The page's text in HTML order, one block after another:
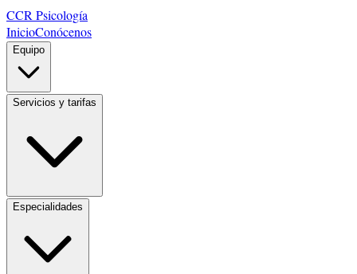
CCR Psicología
InicioConócenos
Equipo
Servicios y tarifas
Especialidades